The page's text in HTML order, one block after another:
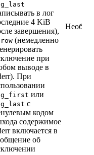
в лог
4 KiB
завершения),
(немедленно
при
выводе в
При
или
с
кодом
содержимое
включается в
об